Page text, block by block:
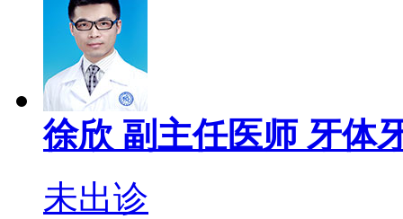
徐欣 副主任医师 牙体
未出诊